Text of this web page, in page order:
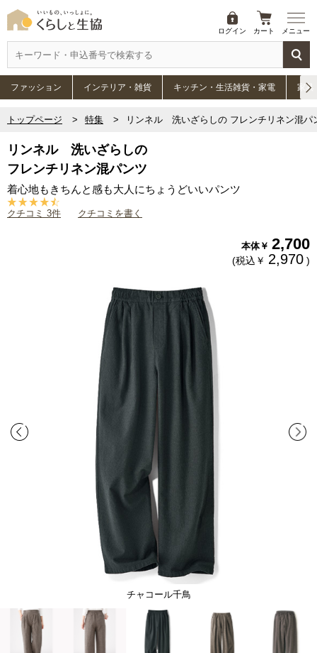
ログイン カート メニュー
ファッション インテリア・雑貨 キッチン・生活雑貨・家電 家具
トップページ 特集 リンネル 洗いざらしの フレンチリネン混パ
リンネル 洗いざらしの
フレンチリネン混パンツ
着心地もきちんと感も大人にちょうどいいパンツ
クチコミ 3件 クチコミを書く
本体￥ 2,700
(税込￥ 2,970 )
チャコール千鳥